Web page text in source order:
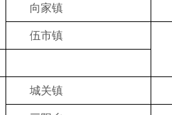
向家镇
伍市镇
城关镇